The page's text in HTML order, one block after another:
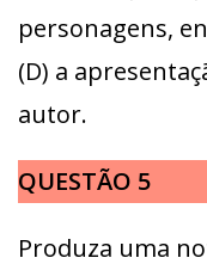
personagens,
(D) a
autor.
QUESTÃO 5
Produza uma